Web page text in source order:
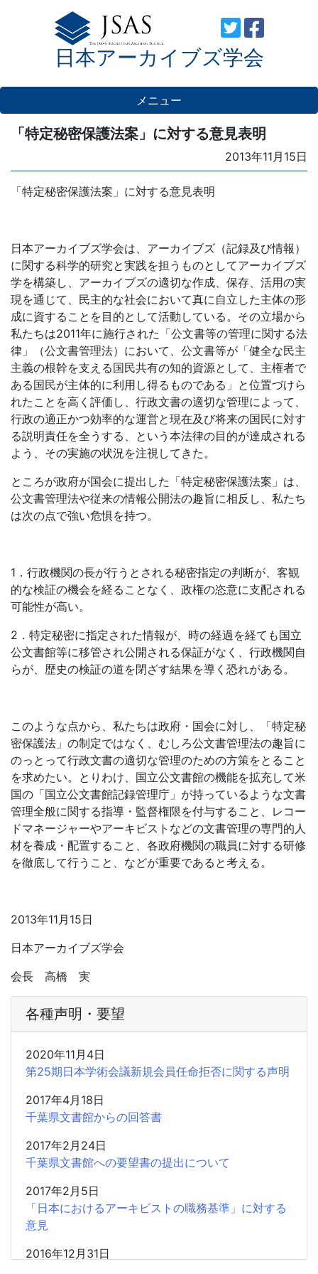
日本アーカイブズ学会
メニュー
「特定秘密保護法案」に対する意見表明
Posted
on
2013年11月15日
「特定秘密保護法案」に対する意見表明
日本アーカイブズ学会は、アーカイブズ（記録及び情報）
に関する科学的研究と実践を担うものとしてアーカイブズ
学を構築し、アーカイブズの適切な作成、保存、活用の実
現を通じて、民主的な社会において真に自立した主体の形
成に資することを目的として活動している。その立場から
私たちは2011年に施行された「公文書等の管理に関する法
律」（公文書管理法）において、公文書等が「健全な民主
主義の根幹を支える国民共有の知的資源として、主権者で
ある国民が主体的に利用し得るものである」と位置づけら
れたことを高く評価し、行政文書の適切な管理によって、
行政の適正かつ効率的な運営と現在及び将来の国民に対す
る説明責任を全うする、という本法律の目的が達成される
よう、その実施の状況を注視してきた。
ところが政府が国会に提出した「特定秘密保護法案」は、
公文書管理法や従来の情報公開法の趣旨に相反し、私たち
は次の点で強い危惧を持つ。
1．行政機関の長が行うとされる秘密指定の判断が、客観
的な検証の機会を経ることなく、政権の恣意に支配される
可能性が高い。
2．特定秘密に指定された情報が、時の経過を経ても国立
公文書館等に移管され公開される保証がなく、行政機関自
らが、歴史の検証の道を閉ざす結果を導く恐れがある。
このような点から、私たちは政府・国会に対し、「特定秘
密保護法」の制定ではなく、むしろ公文書管理法の趣旨に
のっとって行政文書の適切な管理のための方策をとること
を求めたい。とりわけ、国立公文書館の機能を拡充して米
国の「国立公文書館記録管理庁」が持っているような文書
管理全般に関する指導・監督権限を付与すること、レコー
ドマネージャーやアーキビストなどの文書管理の専門的人
材を養成・配置すること、各政府機関の職員に対する研修
を徹底して行うこと、などが重要であると考える。
2013年11月15日
日本アーカイブズ学会
会長 高橋 実
各種声明・要望
2020年11月4日
第25期日本学術会議新規会員任命拒否に関する声明
2017年4月18日
千葉県文書館からの回答書
2017年2月24日
千葉県文書館への要望書の提出について
2017年2月5日
「日本におけるアーキビストの職務基準」に対する
意見
2016年12月31日